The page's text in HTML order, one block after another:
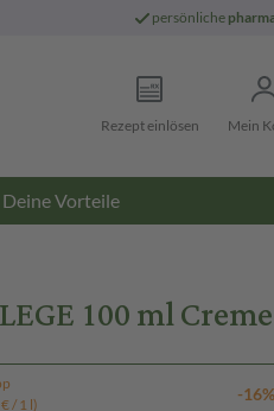
persönliche
Rezept einlösen Mein
Deine Vorteile
100 ml Creme
/ 1 l)
-16%